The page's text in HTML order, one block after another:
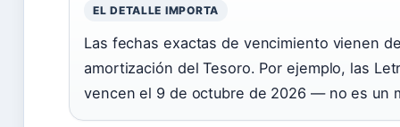
EL DETALLE IMPORTA
Las fechas exactas de vencimiento vienen
amortización del Tesoro. Por ejemplo, las
vencen el 9 de octubre de 2026 — no es un